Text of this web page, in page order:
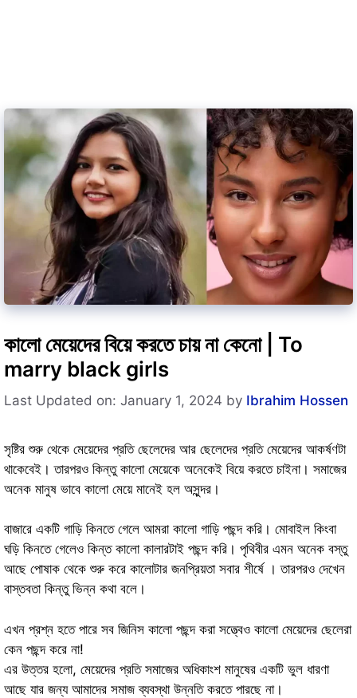
কালো মেয়েদের বিয়ে করতে চায় না কেনো | To
marry black girls
Last Updated on: January 1, 2024 by Ibrahim Hossen
সৃষ্টির শুরু থেকে মেয়েদের প্রতি ছেলেদের আর ছেলেদের প্রতি মেয়েদের আকর্ষণটা
থাকেবেই। তারপরও কিন্তু কালো মেয়েকে অনেকেই বিয়ে করতে চাইনা। সমাজের
অনেক মানুষ ভাবে কালো মেয়ে মানেই হল অসুন্দর।
বাজারে একটি গাড়ি কিনতে গেলে আমরা কালো গাড়ি পছন্দ করি। মোবাইল কিংবা
ঘড়ি কিনতে গেলেও কিন্ত কালো কালারটাই পছন্দ করি। পৃথিবীর এমন অনেক বস্তু
আছে পোষাক থেকে শুরু করে কালোটার জনপ্রিয়তা সবার শীর্ষে । তারপরও দেখেন
বাস্তবতা কিন্তু ভিন্ন কথা বলে।
এখন প্রশ্ন হতে পারে সব জিনিস কালো পছন্দ করা সত্ত্বেও কালো মেয়েদের ছেলেরা
কেন পছন্দ করে না!
এর উত্তর হলো, মেয়েদের প্রতি সমাজের অধিকাংশ মানুষের একটি ভুল ধারণা
আছে যার জন্য আমাদের সমাজ ব্যবস্থা উন্নতি করতে পারছে না।